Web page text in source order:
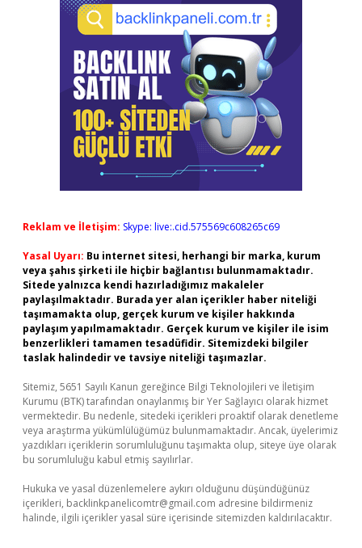
Reklam ve İletişim: Skype: live:.cid.575569c608265c69
Yasal Uyarı: Bu internet sitesi, herhangi bir marka, kurum
veya şahıs şirketi ile hiçbir bağlantısı bulunmamaktadır.
Sitede yalnızca kendi hazırladığımız makaleler
paylaşılmaktadır. Burada yer alan içerikler haber niteliği
taşımamakta olup, gerçek kurum ve kişiler hakkında
paylaşım yapılmamaktadır. Gerçek kurum ve kişiler ile isim
benzerlikleri tamamen tesadüfidir. Sitemizdeki bilgiler
taslak halindedir ve tavsiye niteliği taşımazlar.
Sitemiz, 5651 Sayılı Kanun gereğince Bilgi Teknolojileri ve İletişim
Kurumu (BTK) tarafından onaylanmış bir Yer Sağlayıcı olarak hizmet
vermektedir. Bu nedenle, sitedeki içerikleri proaktif olarak denetleme
veya araştırma yükümlülüğümüz bulunmamaktadır. Ancak, üyelerimiz
yazdıkları içeriklerin sorumluluğunu taşımakta olup, siteye üye olarak
bu sorumluluğu kabul etmiş sayılırlar.
Hukuka ve yasal düzenlemelere aykırı olduğunu düşündüğünüz
içerikleri, backlinkpanelicomtr@gmail.com adresine bildirmeniz
halinde, ilgili içerikler yasal süre içerisinde sitemizden kaldırılacaktır.